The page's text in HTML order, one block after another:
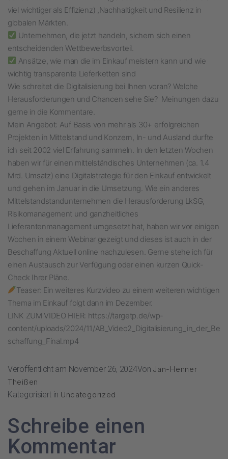
viel wichtiger als Effizienz) ,Nachhaltigkeit und Resilienz in
globalen Märkten.
Unternehmen, die jetzt handeln, sichern sich einen
entscheidenden Wettbewerbsvorteil.
Ansätze, wie man die im Einkauf meistern kann und wie
wichtig transparente Lieferketten sind
Wie schreitet die Digitalisierung bei Ihnen voran? Welche
Herausforderungen und Chancen sehe Sie? Meinungen dazu
gerne in die Kommentare.
Mein Angebot: Auf Basis von mehr als 30+ erfolgreichen
Projekten in Mittelstand und Konzern, In- und Ausland durfte
ich seit 2002 viel Erfahrung sammeln. In den letzten Wochen
haben wir für einen mittelständisches Unternehmen (ca. 1.4
Mrd. Umsatz) eine Digitalstrategie für den Einkauf entwickelt
und gehen im Januar in die Umsetzung. Wie ein anderes
Mittelstandstandunternehmen die Herausforderung LkSG,
Risikomanagement und ganzheitliches
Lieferantenmanagement umgesetzt hat, haben wir vor einigen
Wochen in einem Webinar gezeigt und dieses ist auch in der
Beschaffung Aktuell online nachzulesen. Gerne stehe ich für
einen Austausch zur Verfügung oder einen kurzen Quick-
Check Ihrer Pläne.
Teaser: Ein weiteres Kurzvideo zu einem weiteren wichtigen
Thema im Einkauf folgt dann im Dezember.
LINK ZUM VIDEO HIER: https://targetp.de/wp-
content/uploads/2024/11/AB_Video2_Digitalisierung_in_der_Be
schaffung_Final.mp4
Veröffentlicht am November 26, 2024Von Jan-Henner
Theißen
Kategorisiert in Uncategorized
Schreibe einen
Kommentar